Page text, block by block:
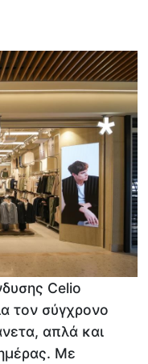
Celio
τον σύγχρονο
απλά και
Με